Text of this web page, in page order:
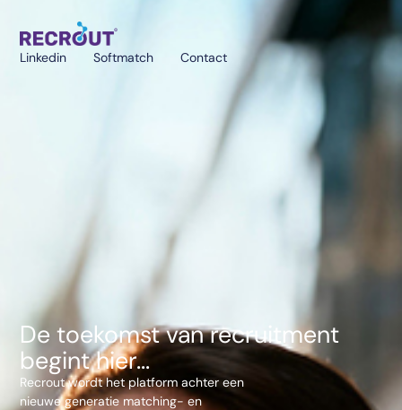
Linkedin Softmatch Contact
De toekomst van recruitment
begint hier...
Recrout wordt het platform achter een
nieuwe generatie matching- en